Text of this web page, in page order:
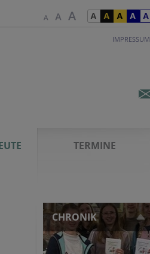
IMPRESSUM
TERMINE
CHRONIK